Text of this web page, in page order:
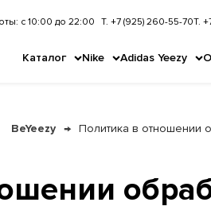
Каталог Nike Adidas Yeezy
с 10:00 до 22:00 Т. +7 (925) 260-55-70Т.
BeYeezy Политика в отношении